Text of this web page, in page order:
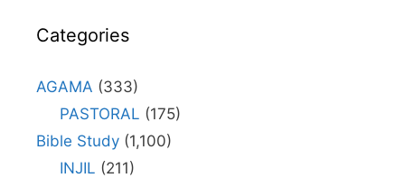
Categories
AGAMA (333)
PASTORAL (175)
Bible Study (1,100)
INJIL (211)